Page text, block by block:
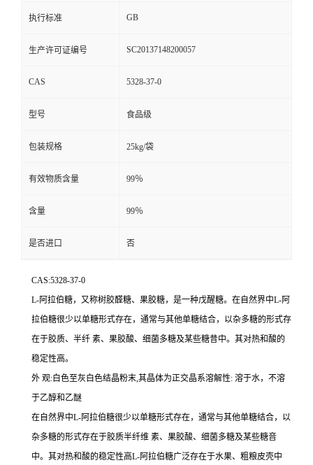
执行标准 GB
生产许可证编号 SC20137148200057
CAS 5328-37-0
型号 食品级
包装规格 25kg/袋
有效物质含量 99％
含量 99％
是否进口 否
CAS:5328-37-0
L-阿拉伯糖，又称树胶醛糖、果胶糖，是一种戊醒糖。在自然界中L-阿
拉伯糖很少以单糖形式存在，通常与其他单糖结合，以杂多糖的形式存
在于胶质、半纤 素、果胶酸、细菌多糖及某些糖昔中。其对热和酸的
稳定性高。
外 观:白色至灰白色结晶粉末,其晶体为正交晶系溶解性: 溶于水，不溶
于乙醇和乙醚
在自然界中L-阿拉伯糖很少以单糖形式存在，通常与其他单糖结合，以
杂多糖的形式存在于胶质半纤维 素、果胶酸、细菌多糖及某些糖音
中。其对热和酸的稳定性高L-阿拉伯糖广泛存在于水果、粗粮皮壳中